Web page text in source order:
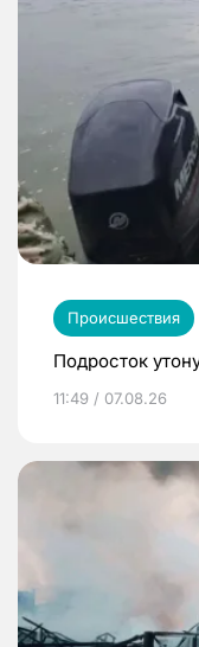
Происшествия
Подросток
11:49 / 07.08.26